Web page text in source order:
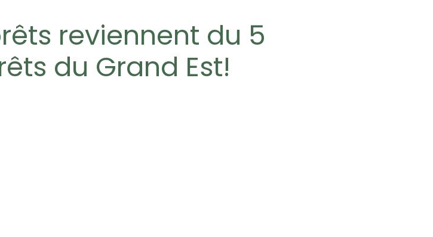
reviennent du 5
du Grand Est!